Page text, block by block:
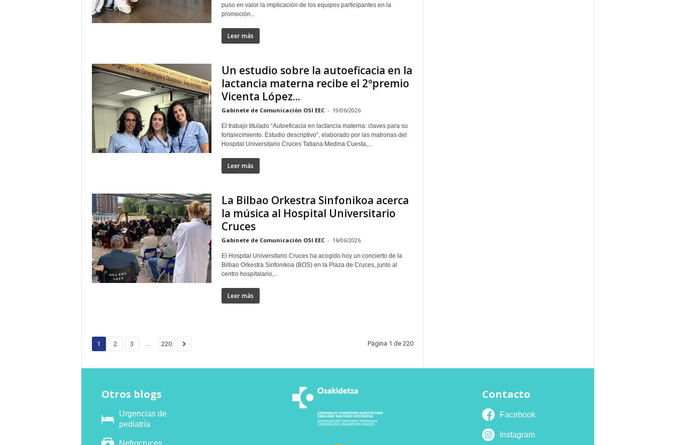
puso en valor la implicación de los equipos participantes en la
promoción...
Leer más
Un estudio sobre la autoeficacia en la
lactancia materna recibe el 2ºpremio
Vicenta López...
Gabinete de Comunicación OSI EEC - 19/06/2026
El trabajo titulado “Autoeficacia en lactancia materna: claves para su
fortalecimiento. Estudio descriptivo”, elaborado por las matronas del
Hospital Universitario Cruces Tatiana Medina Cuesta,...
Leer más
La Bilbao Orkestra Sinfonikoa acerca
la música al Hospital Universitario
Cruces
Gabinete de Comunicación OSI EEC - 16/06/2026
El Hospital Universitario Cruces ha acogido hoy un concierto de la
Bilbao Orkestra Sinfonikoa (BOS) en la Plaza de Cruces, junto al
centro hospitalario,...
Leer más
1 2 3 ... 220 Página 1 de 220
Otros blogs
Urgencias de
pediatría
Nefrocruces
Contacto
Facebook
Instagram